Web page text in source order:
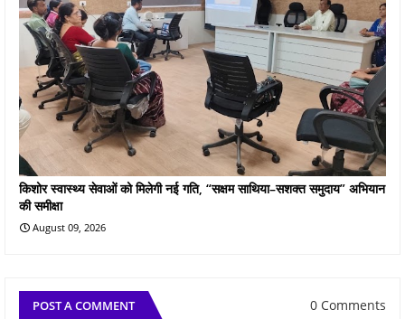
किशोर स्वास्थ्य सेवाओं को मिलेगी नई गति, “सक्षम साथिया–सशक्त समुदाय” अभियान
की समीक्षा
August 09, 2026
POST A COMMENT 0 Comments